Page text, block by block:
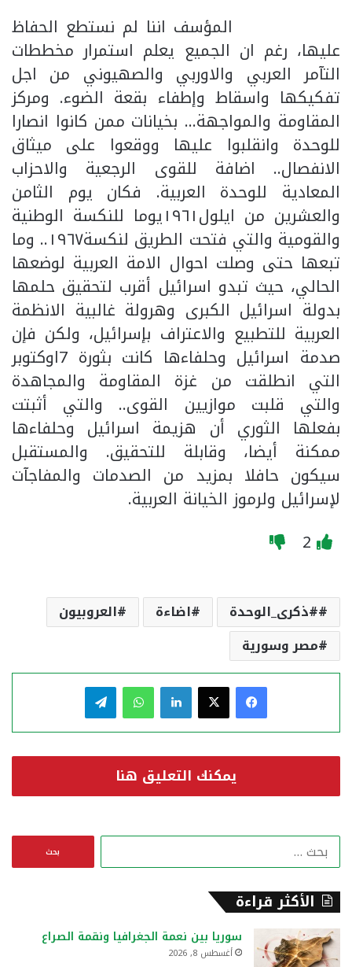
المؤسف اننا لم نستطع الحفاظ
عليها، رغم ان الجميع يعلم استمرار مخططات
التآمر العربي والاوربي والصهيوني من اجل
تفكيكها واسقاط وإطفاء بقعة الضوء. ومركز
المقاومة والمواجهة… بخيانات ممن كانوا انصارا
للوحدة وانقلبوا عليها ووقعوا على ميثاق
الانفصال.. اضافة للقوى الرجعية والاحزاب
المعادية للوحدة العربية. فكان يوم الثامن
والعشرين من ايلول١٩٦١يوما للنكسة الوطنية
والقومية والتي فتحت الطريق لنكسة١٩٦٧.. وما
تبعها حتى وصلت احوال الامة العربية لوضعها
الحالي، حيث تبدو اسرائيل أقرب لتحقيق حلمها
بدولة اسرائيل الكبرى وهرولة غالبية الانظمة
العربية للتطبيع والاعتراف بإسرائيل، ولكن فإن
صدمة اسرائيل وحلفاءها كانت بثورة 7اوكتوبر
التي انطلقت من غزة المقاومة والمجاهدة
والتي قلبت موازيين القوى.. والتي أثبتت
بفعلها الثوري أن هزيمة اسرائيل وحلفاءها
ممكنة أيضا، وقابلة للتحقيق. والمستقبل
سيكون حافلا بمزيد من الصدمات والمفاجآت
لإسرائيل ولرموز الخيانة العربية.
2
#ذكرى_الوحدة اضاءة
العروبيون
مصر وسورية
فيسبوك لينكدإن واتساب
يمكنك التعليق هنا
ن
الأكثر قراءة
سوريا بين نعمة الجغرافيا ونقمة الصراع
أغسطس 8, 2026